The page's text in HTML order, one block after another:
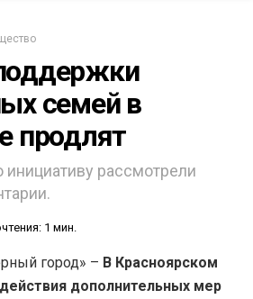
семей в
продлят
рассмотрели
1 мин.
город» – В Красноярском
дополнительных мер